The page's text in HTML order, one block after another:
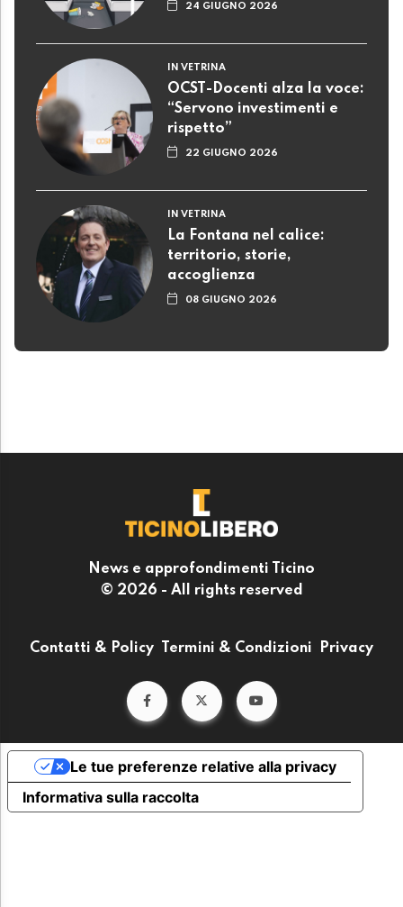
24 GIUGNO 2026
IN VETRINA
OCST-Docenti alza la voce:
“Servono investimenti e
rispetto”
22 GIUGNO 2026
IN VETRINA
La Fontana nel calice:
territorio, storie,
accoglienza
08 GIUGNO 2026
News e approfondimenti Ticino
© 2026 - All rights reserved
Contatti & Policy Termini & Condizioni Privacy
Informativa sulla raccolta
Le tue preferenze relative alla privacy